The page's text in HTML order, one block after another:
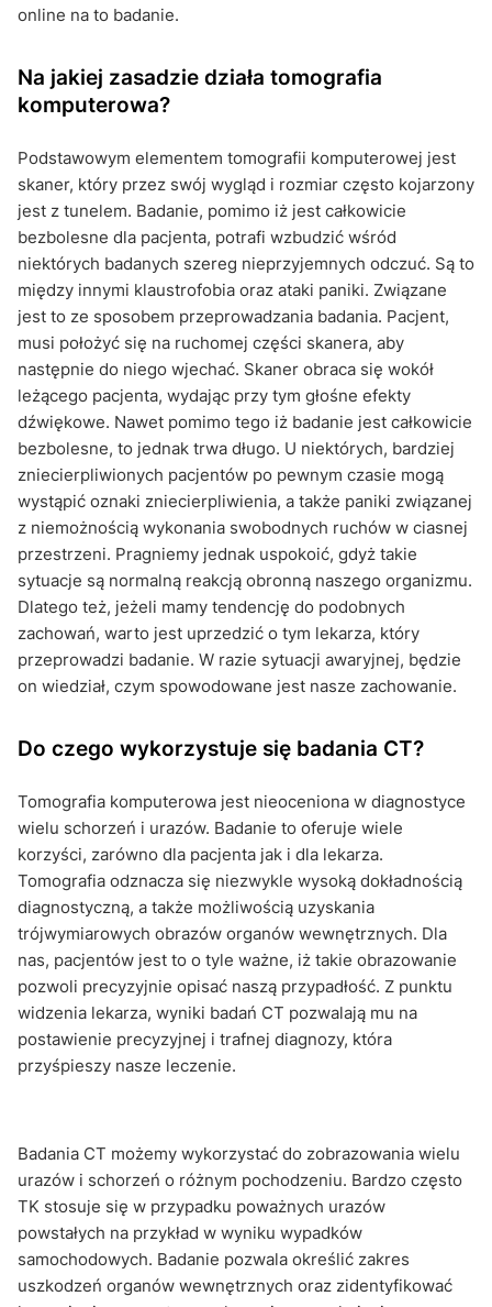
online na to badanie.
Na jakiej zasadzie działa tomografia
komputerowa?
Podstawowym elementem tomografii komputerowej jest
skaner, który przez swój wygląd i rozmiar często kojarzony
jest z tunelem. Badanie, pomimo iż jest całkowicie
bezbolesne dla pacjenta, potrafi wzbudzić wśród
niektórych badanych szereg nieprzyjemnych odczuć. Są to
między innymi klaustrofobia oraz ataki paniki. Związane
jest to ze sposobem przeprowadzania badania. Pacjent,
musi położyć się na ruchomej części skanera, aby
następnie do niego wjechać. Skaner obraca się wokół
leżącego pacjenta, wydając przy tym głośne efekty
dźwiękowe. Nawet pomimo tego iż badanie jest całkowicie
bezbolesne, to jednak trwa długo. U niektórych, bardziej
zniecierpliwionych pacjentów po pewnym czasie mogą
wystąpić oznaki zniecierpliwienia, a także paniki związanej
z niemożnością wykonania swobodnych ruchów w ciasnej
przestrzeni. Pragniemy jednak uspokoić, gdyż takie
sytuacje są normalną reakcją obronną naszego organizmu.
Dlatego też, jeżeli mamy tendencję do podobnych
zachowań, warto jest uprzedzić o tym lekarza, który
przeprowadzi badanie. W razie sytuacji awaryjnej, będzie
on wiedział, czym spowodowane jest nasze zachowanie.
Do czego wykorzystuje się badania CT?
Tomografia komputerowa jest nieoceniona w diagnostyce
wielu schorzeń i urazów. Badanie to oferuje wiele
korzyści, zarówno dla pacjenta jak i dla lekarza.
Tomografia odznacza się niezwykle wysoką dokładnością
diagnostyczną, a także możliwością uzyskania
trójwymiarowych obrazów organów wewnętrznych. Dla
nas, pacjentów jest to o tyle ważne, iż takie obrazowanie
pozwoli precyzyjnie opisać naszą przypadłość. Z punktu
widzenia lekarza, wyniki badań CT pozwalają mu na
postawienie precyzyjnej i trafnej diagnozy, która
przyśpieszy nasze leczenie.
Badania CT możemy wykorzystać do zobrazowania wielu
urazów i schorzeń o różnym pochodzeniu. Bardzo często
TK stosuje się w przypadku poważnych urazów
powstałych na przykład w wyniku wypadków
samochodowych. Badanie pozwala określić zakres
uszkodzeń organów wewnętrznych oraz zidentyfikować